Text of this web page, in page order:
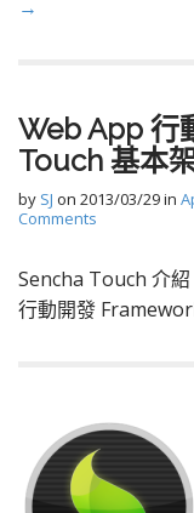
→
Web App 行
Touch 基本
by SJ on 2013/03/29in
Comments
Sencha Touch 介
行動開發